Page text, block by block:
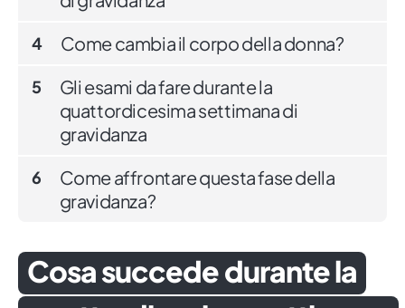
4 Come cambia il corpo della donna?
5
Gli esami da fare durante la
quattordicesima settimana di
gravidanza
6
Come affrontare questa fase della
gravidanza?
Cosa succede durante la